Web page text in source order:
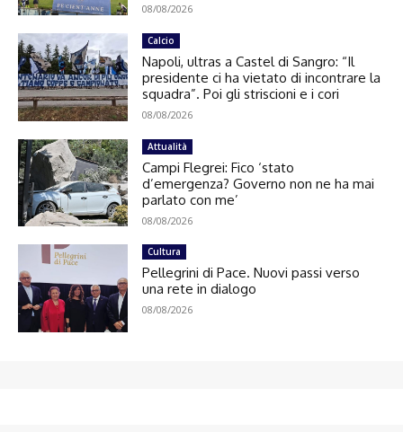
08/08/2026
Calcio
Napoli, ultras a Castel di Sangro: “Il
presidente ci ha vietato di incontrare la
squadra”. Poi gli striscioni e i cori
08/08/2026
Attualità
Campi Flegrei: Fico ‘stato
d’emergenza? Governo non ne ha mai
parlato con me’
08/08/2026
Cultura
Pellegrini di Pace. Nuovi passi verso
una rete in dialogo
08/08/2026